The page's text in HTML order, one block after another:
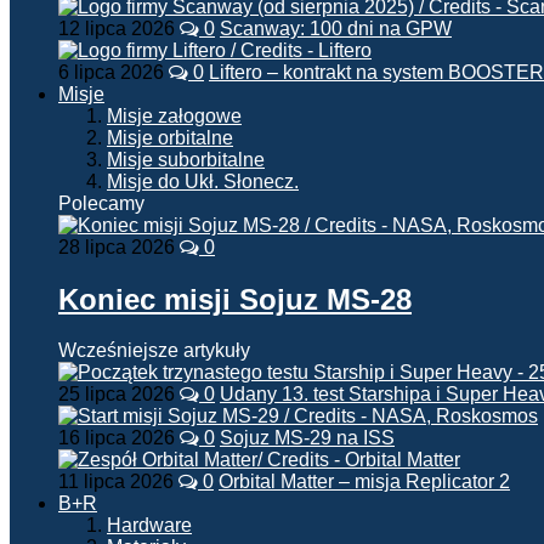
12 lipca 2026 0 Scanway: 100 dni na GPW
6 lipca 2026 0 Liftero – kontrakt na system BOOSTER
Misje
Misje załogowe
Misje orbitalne
Misje suborbitalne
Misje do Ukł. Słonecz.
Polecamy
28 lipca 2026 0
Koniec misji Sojuz MS-28
Wcześniejsze artykuły
25 lipca 2026 0 Udany 13. test Starshipa i Super
16 lipca 2026 0 Sojuz MS-29 na ISS
11 lipca 2026 0 Orbital Matter – misja Replicator 2
B+R
Hardware